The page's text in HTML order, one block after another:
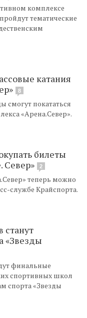
комплексе
тематические
катания
8
смогут покататься
«Арена.Север».
билеты
Север»
2
теперь можно
службе Крайспорта.
станут
«Звезды
финальные
спортивных школ
спорта «Звезды